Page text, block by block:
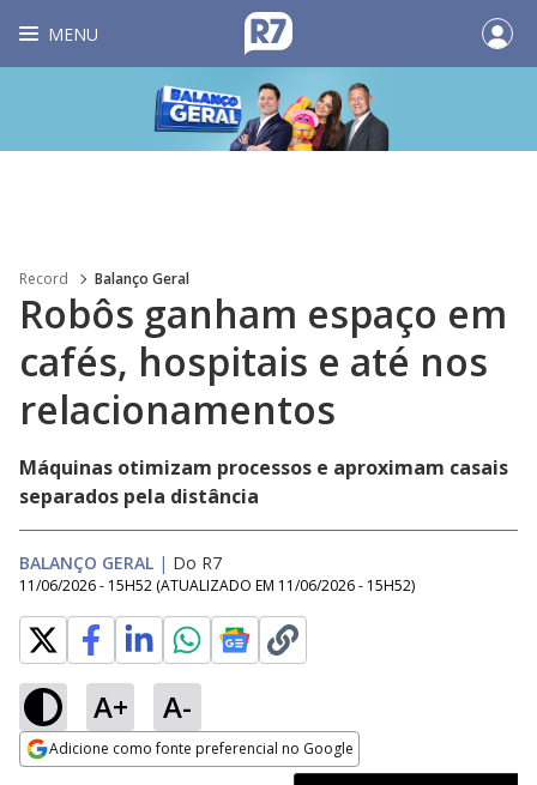
MENU
Record Balanço Geral
Robôs ganham espaço em
cafés, hospitais e até nos
relacionamentos
Máquinas otimizam processos e aproximam casais
separados pela distância
BALANÇO GERAL | Do R7
11/06/2026 - 15H52 (ATUALIZADO EM 11/06/2026 - 15H52)
A+ A-
Adicione como fonte preferencial no Google
Ativar
Loaded :
15.63%